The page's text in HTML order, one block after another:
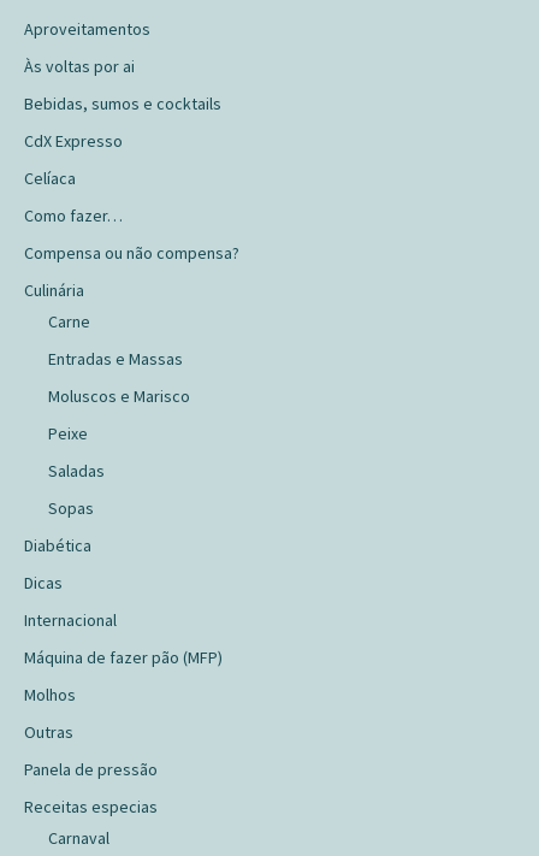
Aproveitamentos
Às voltas por ai
Bebidas, sumos e cocktails
CdX Expresso
Celíaca
Como fazer…
Compensa ou não compensa?
Culinária
Carne
Entradas e Massas
Moluscos e Marisco
Peixe
Saladas
Sopas
Diabética
Dicas
Internacional
Máquina de fazer pão (MFP)
Molhos
Outras
Panela de pressão
Receitas especias
Carnaval